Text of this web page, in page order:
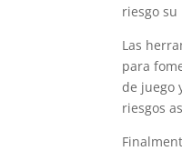
riesgo
Las
para
de juego
riesgos